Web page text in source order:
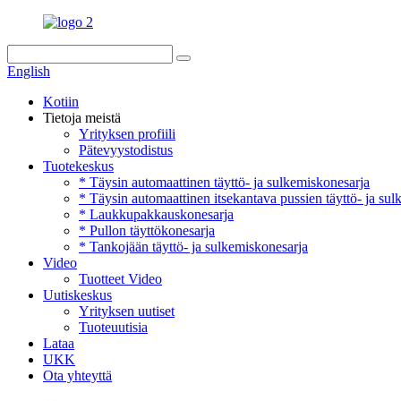
English
Kotiin
Tietoja meistä
Yrityksen profiili
Pätevyystodistus
Tuotekeskus
* Täysin automaattinen täyttö- ja sulkemiskonesarja
* Täysin automaattinen itsekantava pussien täyttö- ja
* Laukkupakkauskonesarja
* Pullon täyttökonesarja
* Tankojään täyttö- ja sulkemiskonesarja
Video
Tuotteet Video
Uutiskeskus
Yrityksen uutiset
Tuoteuutisia
Lataa
UKK
Ota yhteyttä